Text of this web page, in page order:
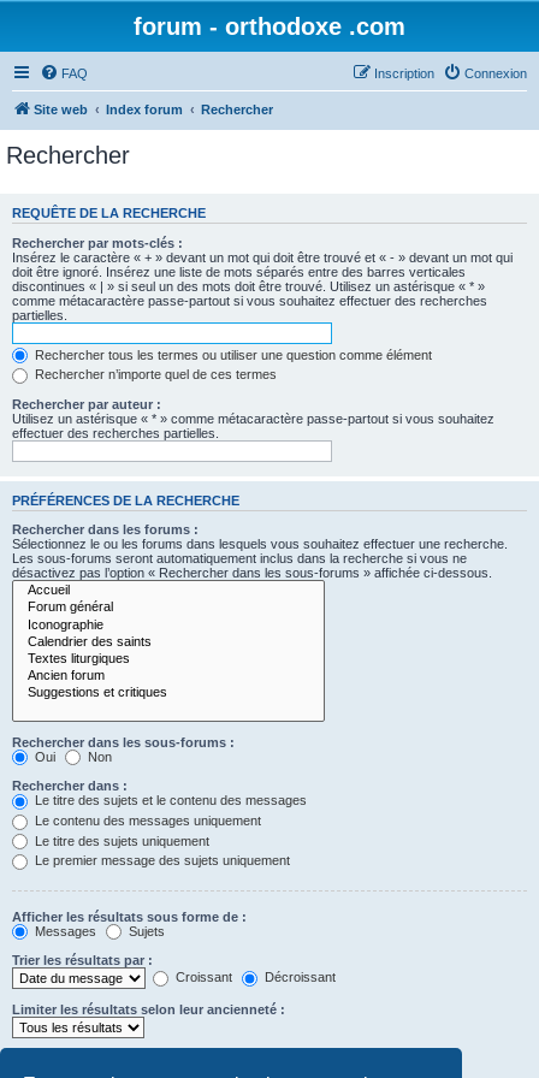
forum - orthodoxe .com
FAQ Connexion
Inscription
Site web Index forum Rechercher
Rechercher
REQUÊTE DE LA RECHERCHE
Rechercher par mots-clés :
Insérez le caractère « + » devant un mot qui doit être trouvé et « - » devant un mot qui
doit être ignoré. Insérez une liste de mots séparés entre des barres verticales
discontinues « | » si seul un des mots doit être trouvé. Utilisez un astérisque « * »
comme métacaractère passe-partout si vous souhaitez effectuer des recherches
partielles.
Rechercher tous les termes ou utiliser une question comme élément
Rechercher n’importe quel de ces termes
Rechercher par auteur :
Utilisez un astérisque « * » comme métacaractère passe-partout si vous souhaitez
effectuer des recherches partielles.
PRÉFÉRENCES DE LA RECHERCHE
Rechercher dans les forums :
Sélectionnez le ou les forums dans lesquels vous souhaitez effectuer une recherche.
Les sous-forums seront automatiquement inclus dans la recherche si vous ne
désactivez pas l’option « Rechercher dans les sous-forums » affichée ci-dessous.
Rechercher dans les sous-forums :
Oui
Non
Rechercher dans :
Le titre des sujets et le contenu des messages
Le contenu des messages uniquement
Le titre des sujets uniquement
Le premier message des sujets uniquement
Afficher les résultats sous forme de :
Messages
Sujets
Trier les résultats par :
Croissant
Décroissant
Limiter les résultats selon leur ancienneté :